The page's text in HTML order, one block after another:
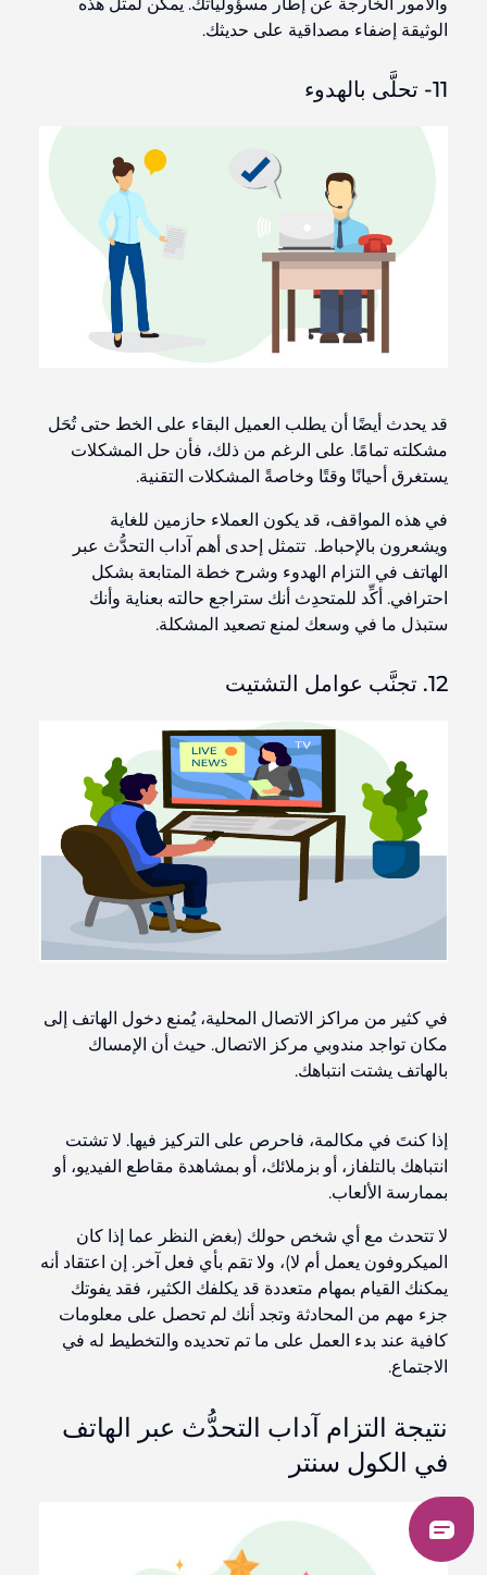
والأمور الخارجة عن إطار مسؤولياتك. يمكن لمثل هذه
الوثيقة إضفاء مصداقية على حديثك.
11- تحلَّى بالهدوء
قد يحدث أيضًا أن يطلب العميل البقاء على الخط حتى تُحَل
مشكلته تمامًا. على الرغم من ذلك، فأن حل المشكلات
يستغرق أحيانًا وقتًا وخاصةً المشكلات التقنية.
في هذه المواقف، قد يكون العملاء حازمين للغاية
ويشعرون بالإحباط. تتمثل إحدى أهم آداب التحدُّث عبر
الهاتف في التزام الهدوء وشرح خطة المتابعة بشكل
احترافي. أكِّد للمتحدِث أنك ستراجع حالته بعناية وأنك
ستبذل ما في وسعك لمنع تصعيد المشكلة.
12. تجنَّب عوامل التشتيت
في كثير من مراكز الاتصال المحلية، يُمنع دخول الهاتف إلى
مكان تواجد مندوبي مركز الاتصال. حيث أن الإمساك
بالهاتف يشتت انتباهك.
إذا كنتَ في مكالمة، فاحرص على التركيز فيها. لا تشتت
انتباهك بالتلفاز، أو بزملائك، أو بمشاهدة مقاطع الفيديو، أو
بممارسة الألعاب.
لا تتحدث مع أي شخص حولك (بغض النظر عما إذا كان
الميكروفون يعمل أم لا)، ولا تقم بأي فعل آخر. إن اعتقاد أنه
يمكنك القيام بمهام متعددة قد يكلفك الكثير، فقد يفوتك
جزء مهم من المحادثة وتجد أنك لم تحصل على معلومات
كافية عند بدء العمل على ما تم تحديده والتخطيط له في
الاجتماع.
نتيجة التزام آداب التحدُّث عبر الهاتف
في الكول سنتر